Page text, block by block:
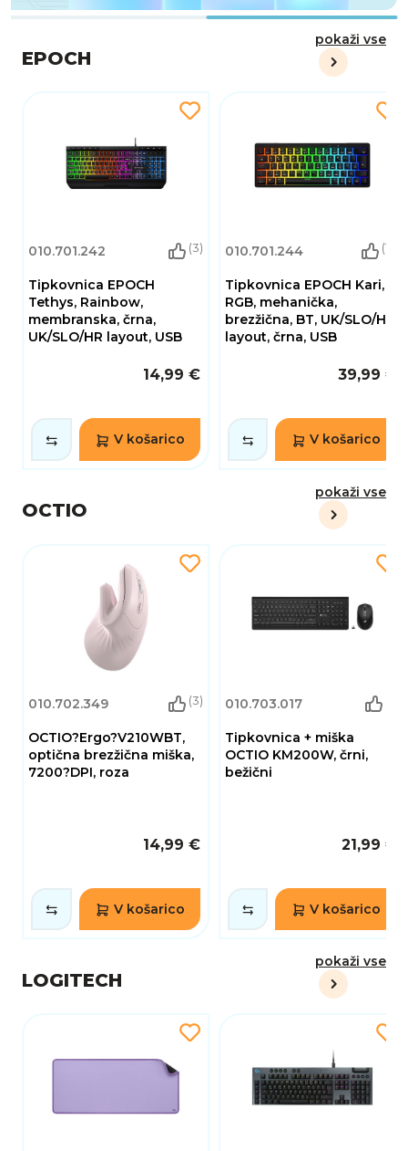
EPOCH
pokaži vse
010.701.242 (3)
Tipkovnica EPOCH
Tethys, Rainbow,
membranska, črna,
UK/SLO/HR layout, USB
14,99 €
V košarico
010.701.244 (19)
Tipkovnica EPOCH Kari,
RGB, mehanička,
brezžična, BT, UK/SLO/HR
layout, črna, USB
39,99 €
V košarico
OCTIO
pokaži vse
010.702.349 (3)
OCTIO?Ergo?V210WBT,
optična brezžična miška,
7200?DPI, roza
14,99 €
V košarico
010.703.017
Tipkovnica + miška
OCTIO KM200W, črni,
bežični
21,99 €
V košarico
LOGITECH
pokaži vse